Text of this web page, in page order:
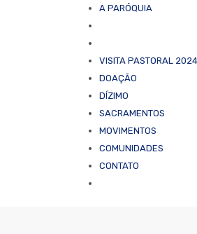
A PARÓQUIA
CORPUS CHRISTI 2022
INSTITUIÇÃO E RENOVAÇÃO DOS MINISTROS
FESTA DA DIVINA MISERICÓRIA
VISITA PASTORAL 2024
DOAÇÃO
DÍZIMO
SACRAMENTOS
MOVIMENTOS
COMUNIDADES
CONTATO